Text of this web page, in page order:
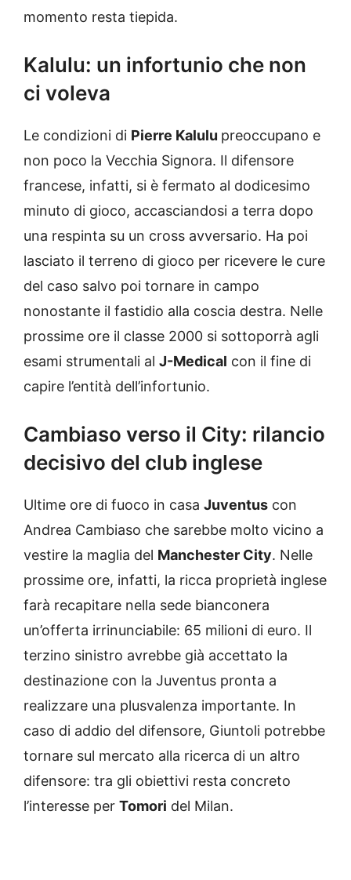
momento resta tiepida.
Kalulu: un infortunio che non
ci voleva
Le condizioni di Pierre Kalulu preoccupano e
non poco la Vecchia Signora. Il difensore
francese, infatti, si è fermato al dodicesimo
minuto di gioco, accasciandosi a terra dopo
una respinta su un cross avversario. Ha poi
lasciato il terreno di gioco per ricevere le cure
del caso salvo poi tornare in campo
nonostante il fastidio alla coscia destra. Nelle
prossime ore il classe 2000 si sottoporrà agli
esami strumentali al J-Medical con il fine di
capire l’entità dell’infortunio.
Cambiaso verso il City: rilancio
decisivo del club inglese
Ultime ore di fuoco in casa Juventus con
Andrea Cambiaso che sarebbe molto vicino a
vestire la maglia del Manchester City. Nelle
prossime ore, infatti, la ricca proprietà inglese
farà recapitare nella sede bianconera
un’offerta irrinunciabile: 65 milioni di euro. Il
terzino sinistro avrebbe già accettato la
destinazione con la Juventus pronta a
realizzare una plusvalenza importante. In
caso di addio del difensore, Giuntoli potrebbe
tornare sul mercato alla ricerca di un altro
difensore: tra gli obiettivi resta concreto
l’interesse per Tomori del Milan.